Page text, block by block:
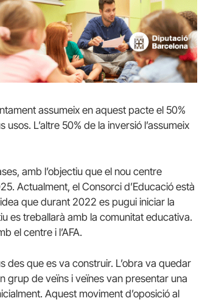
assumeix en aquest pacte el 50%
L’altre 50% de la inversió l’assumeix
amb l’objectiu que el nou centre
Actualment, el Consorci d’Educació està
que durant 2022 es pugui iniciar la
es treballarà amb la comunitat educativa.
el centre i l’AFA.
des que es va construir. L’obra va quedar
grup de veïns i veïnes van presentar una
Aquest moviment d’oposició al